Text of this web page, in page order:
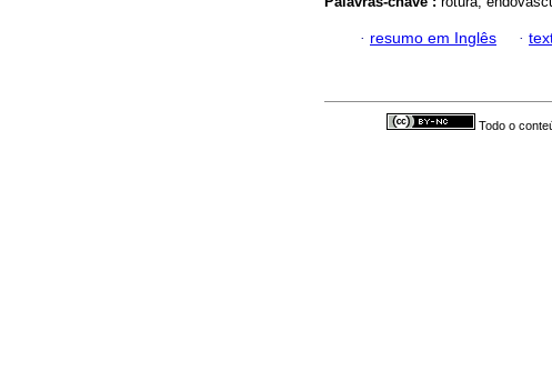
· resumo em Inglês ·
Todo o